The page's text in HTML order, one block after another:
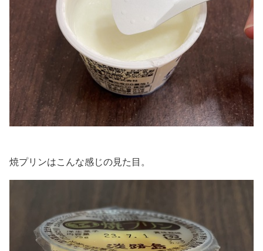
焼プリンはこんな感じの見た目。